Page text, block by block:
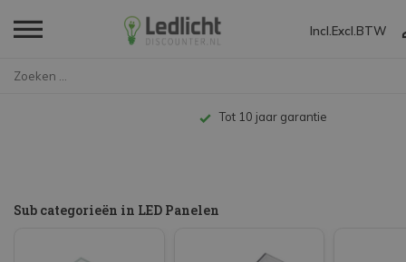
Incl. Excl. BTW
Tot 10 jaar garantie
Sub categorieën in LED Panelen